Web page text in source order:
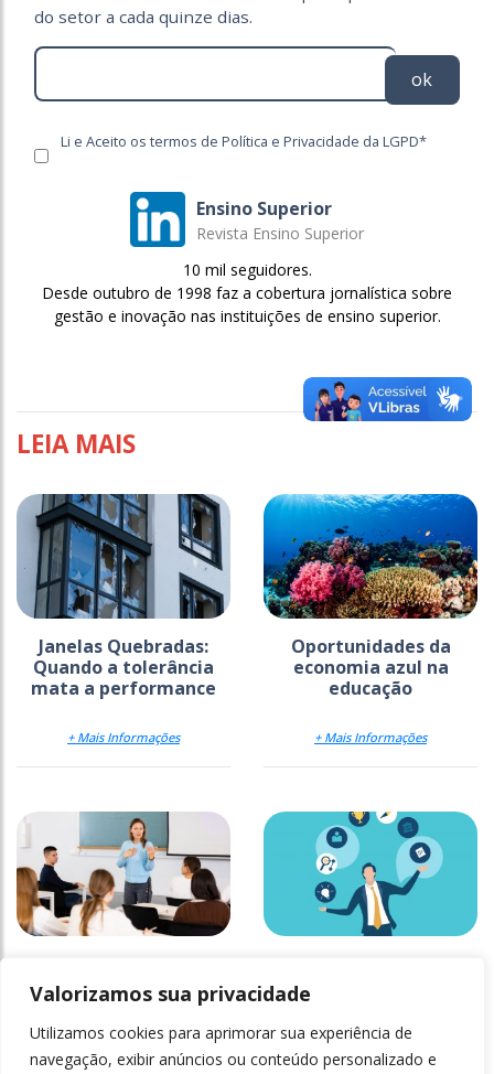
Valorizamos sua privacidade
Utilizamos cookies para aprimorar sua experiência de
navegação, exibir anúncios ou conteúdo personalizado e
do setor a cada quinze dias.
ok
Li e Aceito os termos de Política e Privacidade da LGPD*
Ensino Superior
Revista Ensino Superior
10 mil seguidores.
Desde outubro de 1998 faz a cobertura jornalística sobre
gestão e inovação nas instituições de ensino superior.
LEIA MAIS
Janelas Quebradas:
Quando a tolerância
mata a performance
+ Mais Informações
Oportunidades da
economia azul na
educação
+ Mais Informações
Como demonstrar valor
e impacto institucional
+ Mais Informações
desenvolvimento de
competências
+ Mais Informações